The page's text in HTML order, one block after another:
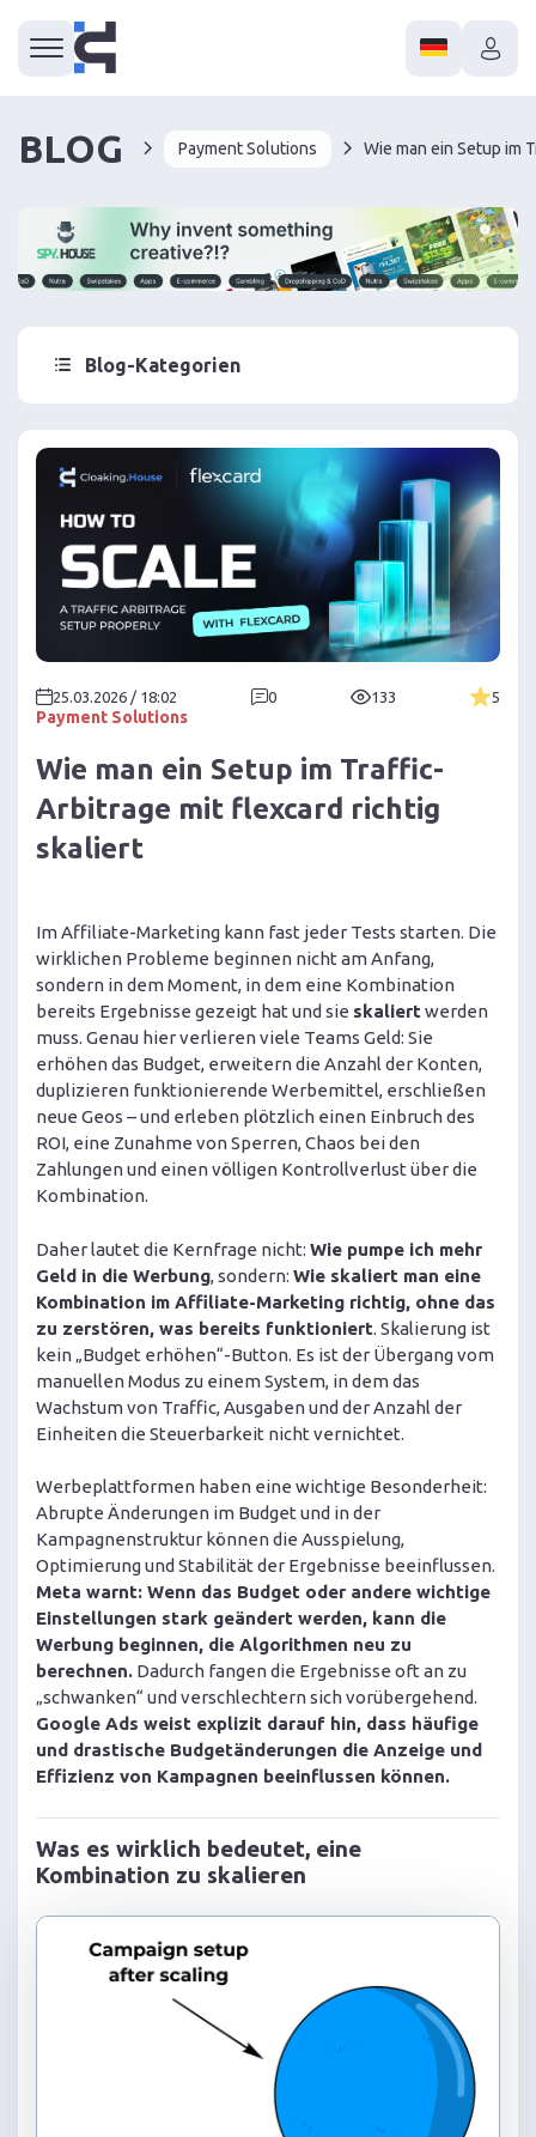
BLOG Payment Solutions
Blog-Kategorien
Payment Solutions
25.03.2026 / 18:02 0 133 5
Wie man ein Setup im Traffic-
Arbitrage mit flexcard richtig
skaliert
Im Affiliate-Marketing kann fast jeder Tests starten. Die
wirklichen Probleme beginnen nicht am Anfang,
sondern in dem Moment, in dem eine Kombination
bereits Ergebnisse gezeigt hat und sie skaliert werden
muss. Genau hier verlieren viele Teams Geld: Sie
erhöhen das Budget, erweitern die Anzahl der Konten,
duplizieren funktionierende Werbemittel, erschließen
neue Geos – und erleben plötzlich einen Einbruch des
ROI, eine Zunahme von Sperren, Chaos bei den
Zahlungen und einen völligen Kontrollverlust über die
Kombination.
Daher lautet die Kernfrage nicht: Wie pumpe ich mehr
Geld in die Werbung, sondern: Wie skaliert man eine
Kombination im Affiliate-Marketing richtig, ohne das
zu zerstören, was bereits funktioniert. Skalierung ist
kein „Budget erhöhen“-Button. Es ist der Übergang vom
manuellen Modus zu einem System, in dem das
Wachstum von Traffic, Ausgaben und der Anzahl der
Einheiten die Steuerbarkeit nicht vernichtet.
Werbeplattformen haben eine wichtige Besonderheit:
Abrupte Änderungen im Budget und in der
Kampagnenstruktur können die Ausspielung,
Optimierung und Stabilität der Ergebnisse beeinflussen.
Meta warnt: Wenn das Budget oder andere wichtige
Einstellungen stark geändert werden, kann die
Werbung beginnen, die Algorithmen neu zu
berechnen. Dadurch fangen die Ergebnisse oft an zu
„schwanken“ und verschlechtern sich vorübergehend.
Google Ads weist explizit darauf hin, dass häufige
und drastische Budgetänderungen die Anzeige und
Effizienz von Kampagnen beeinflussen können.
Was es wirklich bedeutet, eine
Kombination zu skalieren